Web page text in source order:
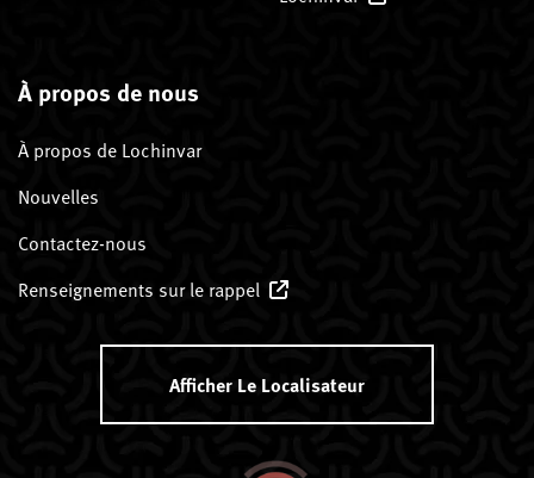
À propos de nous
À propos de Lochinvar
Nouvelles
Contactez-nous
Renseignements sur le rappel
Afficher Le Localisateur